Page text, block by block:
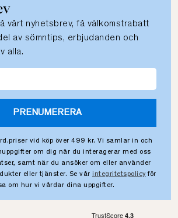
vårt nyhetsbrev, få välkomstrabatt
av sömntips, erbjudanden och
alla.
PRENUMERERA
vid köp över 499 kr. Vi samlar in och
om dig när du interagerar med oss
samt när du ansöker om eller använder
eller tjänster. Se vår integritetspolicy för
om hur vi vårdar dina uppgifter.